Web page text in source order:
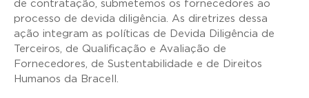
de contratação, submetemos os fornecedores ao
processo de devida diligência. As diretrizes dessa
ação integram as políticas de Devida Diligência de
Terceiros, de Qualificação e Avaliação de
Fornecedores, de Sustentabilidade e de Direitos
Humanos da Bracell.